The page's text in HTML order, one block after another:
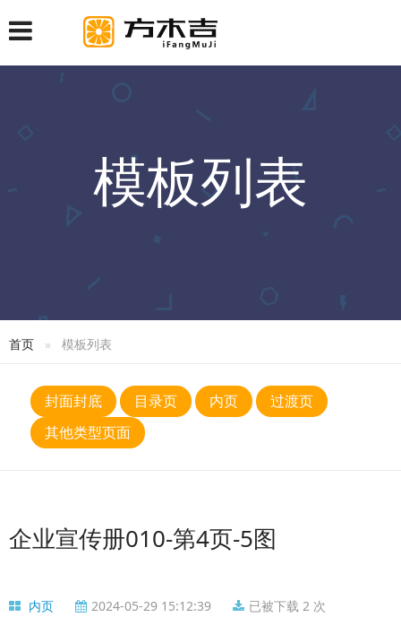
模板列表
首页 模板列表
封面封底 目录页 内页
过渡页
其他类型页面
企业宣传册010-第4页-5图
内页 2024-05-29 15:12:39 已被下载 2 次